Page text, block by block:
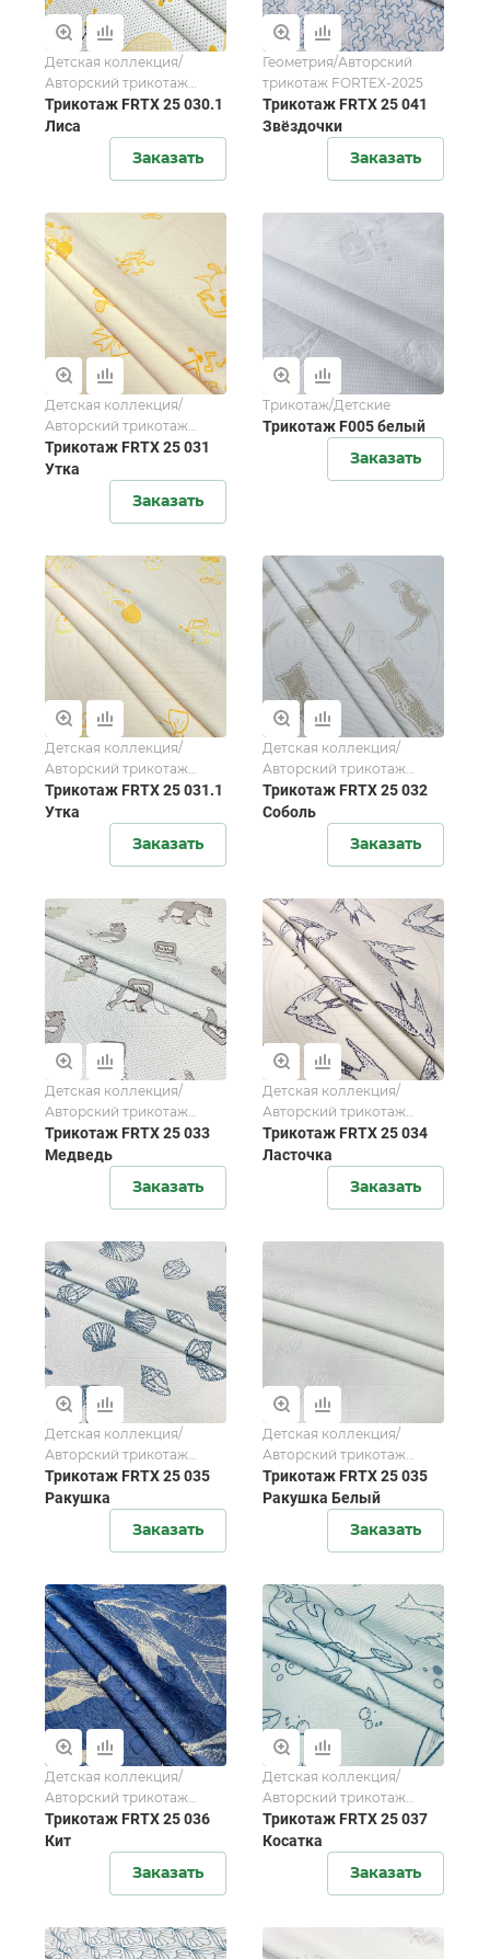
Детская коллекция/
Авторский трикотаж
FORTEX-2025
Трикотаж FRTX 25 030.1
Лиса
Заказать
Геометрия/Авторский
трикотаж FORTEX-2025
Трикотаж FRTX 25 041
Звёздочки
Заказать
Детская коллекция/
Авторский трикотаж
FORTEX-2025
Трикотаж FRTX 25 031
Утка
Заказать
Трикотаж/Детские
Трикотаж F005 белый
Заказать
Детская коллекция/
Авторский трикотаж
FORTEX-2025
Трикотаж FRTX 25 031.1
Утка
Заказать
Детская коллекция/
Авторский трикотаж
FORTEX-2025
Трикотаж FRTX 25 032
Соболь
Заказать
Детская коллекция/
Авторский трикотаж
FORTEX-2025
Трикотаж FRTX 25 033
Медведь
Заказать
Детская коллекция/
Авторский трикотаж
FORTEX-2025
Трикотаж FRTX 25 034
Ласточка
Заказать
Детская коллекция/
Авторский трикотаж
FORTEX-2025
Трикотаж FRTX 25 035
Ракушка
Заказать
Детская коллекция/
Авторский трикотаж
FORTEX-2025
Трикотаж FRTX 25 035
Ракушка Белый
Заказать
Детская коллекция/
Авторский трикотаж
FORTEX-2025
Трикотаж FRTX 25 036
Кит
Заказать
Детская коллекция/
Авторский трикотаж
FORTEX-2025
Трикотаж FRTX 25 037
Косатка
Заказать